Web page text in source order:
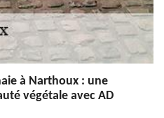
à Narthoux : une
végétale avec AD